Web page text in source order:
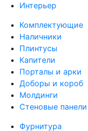
Интерьер
Комплектующие
Наличники
Плинтусы
Капители
Порталы и арки
Доборы и короб
Молдинги
Стеновые панели
Фурнитура